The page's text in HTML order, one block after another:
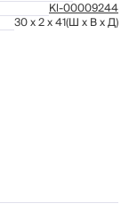
Kl-00009244
30 x 2 x 41(Ш x В x Д)